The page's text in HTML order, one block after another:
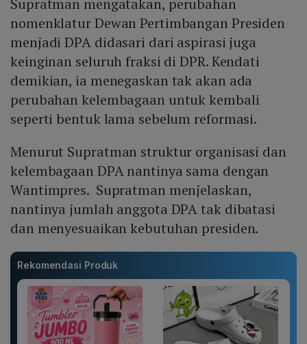
Supratman mengatakan, perubahan
nomenklatur Dewan Pertimbangan Presiden
menjadi DPA didasari dari aspirasi juga
keinginan seluruh fraksi di DPR. Kendati
demikian, ia menegaskan tak akan ada
perubahan kelembagaan untuk kembali
seperti bentuk lama sebelum reformasi.
Menurut Supratman struktur organisasi dan
kelembagaan DPA nantinya sama dengan
Wantimpres. Supratman menjelaskan,
nantinya jumlah anggota DPA tak dibatasi
dan menyesuaikan kebutuhan presiden.
Rekomendasi Produk